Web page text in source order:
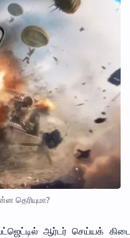
தெரியுமா?
ஆர்டர் செய்யக்